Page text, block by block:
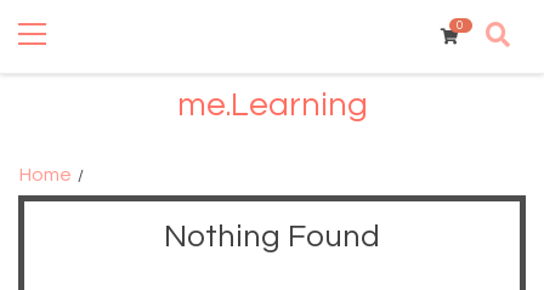
to
navigation
to
content
0
me.Learning
Home
Nothing Found